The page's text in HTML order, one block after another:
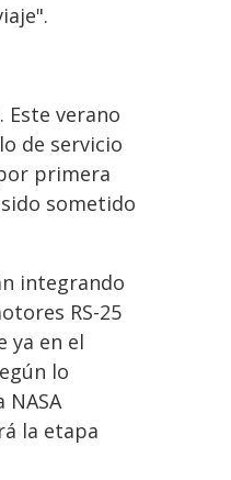
Este verano
de servicio
primera
sometido
integrando
RS-25
ya en el
lo
la etapa